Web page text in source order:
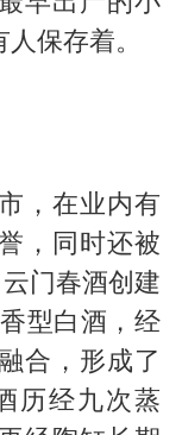
保存着。
，在业内有
，同时还被
门春酒创建
型白酒，经
合，形成了
历经九次蒸